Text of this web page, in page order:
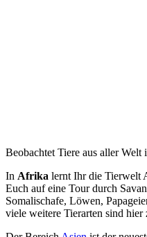
Beobachtet Tiere aus aller
In Afrika lernt Ihr die Tierwelt
Euch auf eine Tour durch
Somalischafe, Löwen,
viele weitere Tierarten sind hier